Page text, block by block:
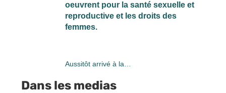
oeuvrent pour la santé sexuelle et
reproductive et les droits des
femmes.
Aussitôt arrivé à la…
Dans les medias